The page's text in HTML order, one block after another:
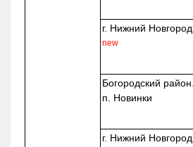
г. Нижний Новгород
new
Богородский район.,
п. Новинки
г. Нижний Новгород